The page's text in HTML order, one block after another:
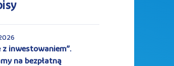
z inwestowaniem”.
na bezpłatną